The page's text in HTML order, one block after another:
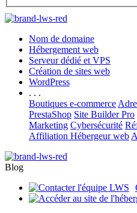
Nom de domaine
Hébergement web
Serveur dédié et VPS
Création de sites web
WordPress
. . .
Boutiques e-commerce
PrestaShop Site Builder Pro
Marketing Cybersécurité
Affiliation Hébergeur web
Blog